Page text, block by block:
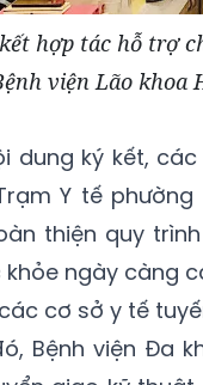
hợp tác hỗ trợ
viện Lão khoa
dung ký kết,
Y tế phường
thiện quy
khỏe ngày càng
cơ sở y tế
Bệnh viện Đa